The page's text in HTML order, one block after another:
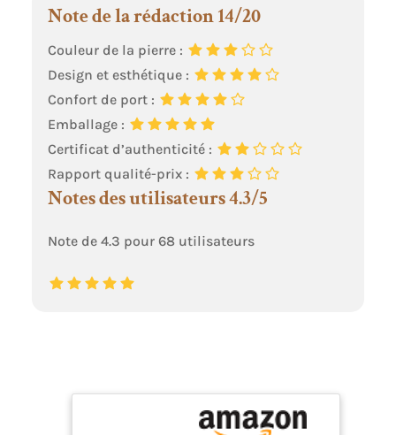
Note de la rédaction 14/20
Couleur de la pierre :
Design et esthétique :
Confort de port :
Emballage :
Certificat d’authenticité :
Rapport qualité-prix :
Notes des utilisateurs 4.3/5
Note de 4.3 pour 68 utilisateurs